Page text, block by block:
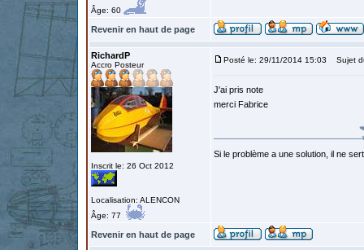
Âge: 60
Revenir en haut de page
RichardP
Accro Posteur
Inscrit le: 26 Oct 2012
Localisation: ALENCON
Âge: 77
Posté le: 29/11/2014 15:03 Sujet
J'ai pris note
merci Fabrice
Si le problème a une solution, il ne
Revenir en haut de page